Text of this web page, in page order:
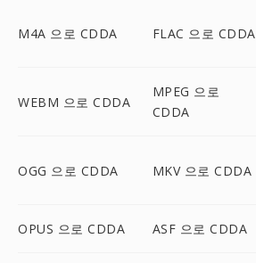
M4A 으로 CDDA FLAC 으로 CDDA
WEBM 으로 CDDA
MPEG 으로
CDDA
OGG 으로 CDDA MKV 으로 CDDA
OPUS 으로 CDDA ASF 으로 CDDA